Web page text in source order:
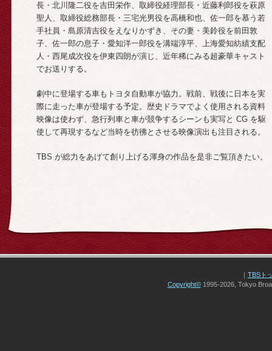
長・北川隆二役を吉田栄作、取締役経理部長・近藤利郎役を萩原
聖人、取締役総務部長・三宅光男役を高橋和也、佐一郎を慕う若
手社員・島原清吉役をえなりかずき、その妻・美鈴役を前田敦
子、佐一郎の息子・愛知洋一郎役を溝端淳平、上海愛知紡績支配
人・西尾成次役を伊東四朗が演じ、近年稀にみる超豪華キャスト
でお送りする。
劇中に登場する車もトヨタ自動車が協力。戦前、戦後に日本を実
際に走った車が登場する予定。歴史ドラマでよく使用される資料
映像は使わず、急行列車と車が競争するシーンも実写と CG を駆
使して再現するなど当時を彷彿とさせる映像演出も注目される。
TBS が総力をあげて創り上げる渾身の作品を是非ご覧頂きたい。
｜ TBSト
Copyright© 1995-2026, Tokyo